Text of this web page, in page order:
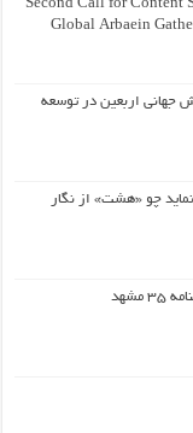
Second Call for Content
Global Arbaein
جهانی اربعین در توسعه
چو «هشت» از نگار
مشهد